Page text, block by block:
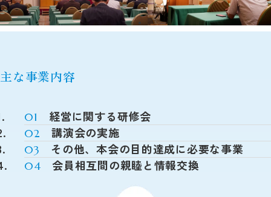
主な事業内容
経営に関する研修会
講演会の実施
その他、本会の目的達成に必要な事業
会員相互間の親睦と情報交換